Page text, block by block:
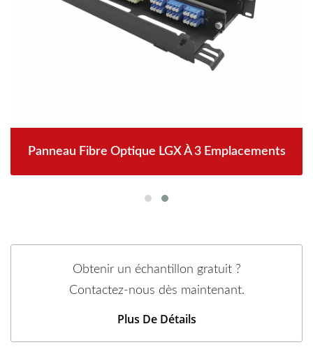
Panneau Fibre Optique LGX À 3 Emplacements
Obtenir un échantillon gratuit ?
Contactez-nous dès maintenant.
Plus De Détails